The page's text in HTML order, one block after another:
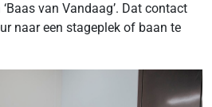
van Vandaag’. Dat contact
naar een stageplek of baan te